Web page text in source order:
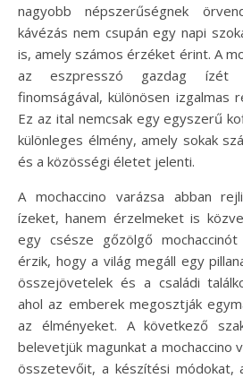
nagyobb népszerűségnek
kávézás nem csupán egy napi
is, amely számos érzéket érint. A
az eszpresszó gazdag ízét
finomságával, különösen izgalmas
Ez az ital nemcsak egy egyszerű
különleges élmény, amely sokak
és a közösségi életet jelenti.
A mochaccino varázsa abban
ízeket, hanem érzelmeket is
egy csésze gőzölgő
érzik, hogy a világ megáll egy
összejövetelek és a családi
ahol az emberek megosztják
az élményeket. A következő
belevetjük magunkat a mochaccino
összetevőit, a készítési módokat,